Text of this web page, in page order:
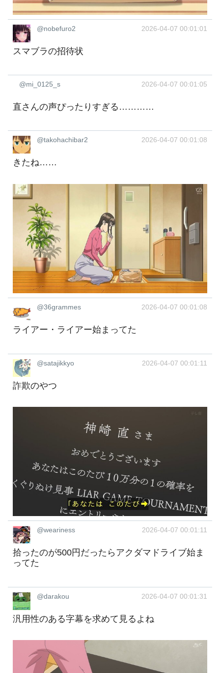
@nobefuro2 2026-04-07 00:01:01
スマブラの招待状
@mi_0125_s 2026-04-07 00:01:05
直さんの声ぴったりすぎる…………
@takohachibar2 2026-04-07 00:01:08
きたね……
@36grammes 2026-04-07 00:01:08
ライアー・ライアー始まってた
@satajikkyo 2026-04-07 00:01:11
詐欺のやつ
@weariness 2026-04-07 00:01:11
拾ったのが500円だったらアクダマドライブ始ま
ってた
@darakou 2026-04-07 00:01:31
汎用性のある字幕を求めて見るよね